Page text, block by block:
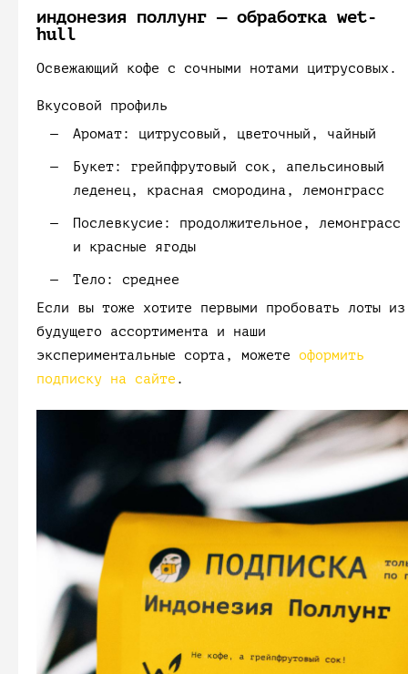
индонезия поллунг — обработка wet-
hull
Освежающий кофе с сочными нотами цитрусовых.
Вкусовой профиль
Аромат:
цитрусовый, цветочный, чайный
Букет:
грейпфрутовый сок, апельсиновый
леденец, красная смородина, лемонграсс
Послевкусие:
продолжительное, лемонграсс
и красные ягоды
Тело:
среднее
Если вы тоже хотите первыми пробовать лоты из
будущего ассортимента и наши
экспериментальные сорта, можете оформить
подписку на сайте .